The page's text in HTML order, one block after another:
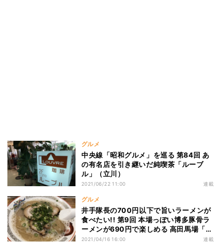
グルメ
中央線「昭和グルメ」を巡る 第84回 あ
の有名店を引き継いだ純喫茶「ルーブ
ル」（立川）
2021/06/22 11:00 連載
グルメ
井手隊長の700円以下で旨いラーメンが
食べたい!! 第9回 本場っぽい博多豚骨ラ
ーメンが690円で楽しめる 高田馬場「で
ぶちゃん」!
2021/04/16 16:00 連載